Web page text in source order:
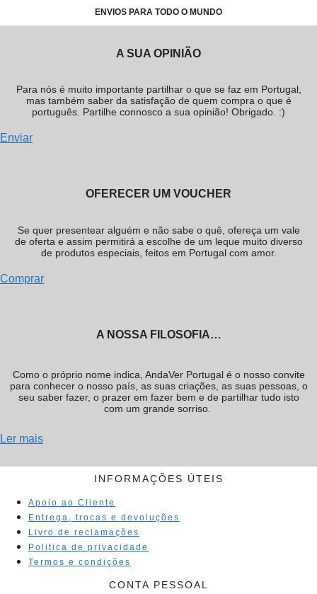
ENVIOS PARA TODO O MUNDO
A SUA OPINIÃO
Para nós é muito importante partilhar o que se faz em Portugal,
mas também saber da satisfação de quem compra o que é
português. Partilhe connosco a sua opinião! Obrigado. :)
Enviar
OFERECER UM VOUCHER
Se quer presentear alguém e não sabe o quê, ofereça um vale
de oferta e assim permitirá a escolhe de um leque muito diverso
de produtos especiais, feitos em Portugal com amor.
Comprar
A NOSSA FILOSOFIA…
Como o próprio nome indica, AndaVer Portugal é o nosso convite
para conhecer o nosso país, as suas criações, as suas pessoas, o
seu saber fazer, o prazer em fazer bem e de partilhar tudo isto
com um grande sorriso.
Ler mais
INFORMAÇÕES ÚTEIS
Apoio ao Cliente
Entrega, trocas e devoluções
Livro de reclamações
Politica de privacidade
Termos e condições
CONTA PESSOAL